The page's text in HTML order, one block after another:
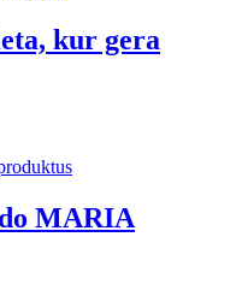
kur gera
MARIA